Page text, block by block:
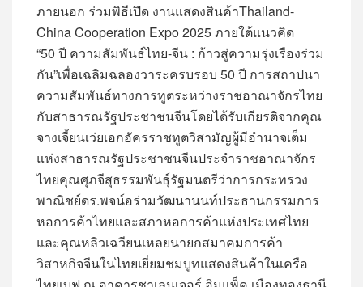
ภายนอก ร่วมพิธีเปิด งานแสดงสินค้าThailand-
China Cooperation Expo 2025ภายใต้แนวคิด
“50 ปี ความสัมพันธ์ไทย-จีน : ก้าวสู่ความรุ่งเรืองร่วม
กัน”เพื่อเฉลิมฉลองวาระครบรอบ 50 ปี การสถาปนา
ความสัมพันธ์ทางการทูตระหว่างราชอาณาจักรไทย
กับสาธารณรัฐประชาชนจีนโดยได้รับเกียรติจากคุณ
จางเจียนเว่ยเอกอัครราชทูตวิสามัญผู้มีอำนาจเต็ม
แห่งสาธารณรัฐประชาชนจีนประจำราชอาณาจักร
ไทยคุณศุภจีสุธรรมพันธุ์รัฐมนตรีว่าการกระทรวง
พาณิชย์ดร.พจน์อร่ามวัฒนานนท์ประธานกรรมการ
หอการค้าไทยและสภาหอการค้าแห่งประเทศไทย
และคุณหลิวเฉวียนเหลยนายกสมาคมการค้า
วิสาหกิจจีนในไทยเยี่ยมชมบูทแสดงสินค้าในเครือ